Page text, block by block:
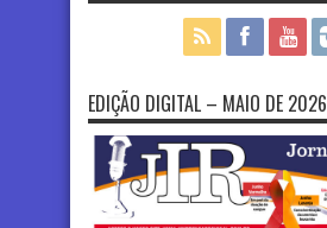
EDIÇÃO DIGITAL – MAIO DE 2026